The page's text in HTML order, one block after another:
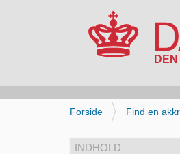
D
e
Forside Find en
INDHOLD